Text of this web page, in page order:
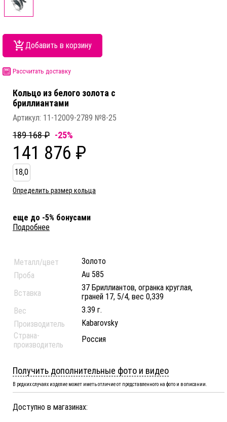
Добавить в корзину
Рассчитать доставку
Кольцо из белого золота c
бриллиантами
Артикул: 11-12009-2789 №8-25
189 168 ₽ -25%
141 876 ₽
18,0
Определить размер кольца
еще до -5% бонусами
Подробнее
Металл/цвет
Золото
Проба
Au 585
Вставка
37 Бриллиантов, огранка круглая,
граней 17, 5/4, вес 0,339
Вес
3.39 г.
Производитель
Kabarovsky
Страна-
производитель
Россия
Получить дополнительные фото и видео
В редких случаях изделие может иметь отличие от представленного на фото и в описании.
Доступно в магазинах: